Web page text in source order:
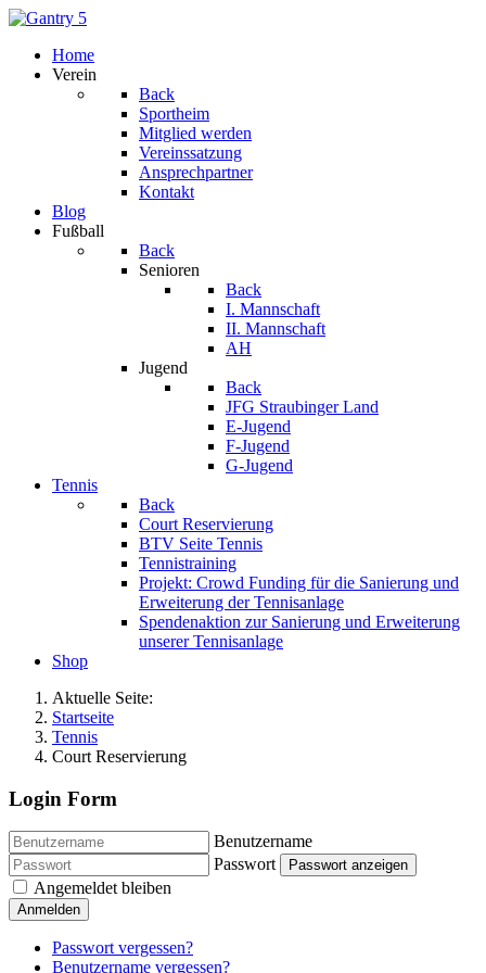
Home
Verein
Back
Sportheim
Mitglied werden
Vereinssatzung
Ansprechpartner
Kontakt
Blog
Fußball
Back
Senioren
Back
I. Mannschaft
II. Mannschaft
AH
Jugend
Back
JFG Straubinger Land
E-Jugend
F-Jugend
G-Jugend
Tennis
Back
Court Reservierung
BTV Seite Tennis
Tennistraining
Projekt: Crowd Funding für die Sanierung und
Erweiterung der Tennisanlage
Spendenaktion zur Sanierung und Erweiterung
unserer Tennisanlage
Shop
Aktuelle Seite:
Startseite
Tennis
Court Reservierung
Login Form
Benutzername
Passwort
Passwort anzeigen
Angemeldet bleiben
Anmelden
Passwort vergessen?
Benutzername vergessen?